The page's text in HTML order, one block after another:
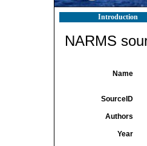
Introduction
NARMS
Name
SourceID
Authors
Year